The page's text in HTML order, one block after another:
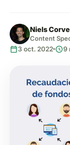
Niels
Content
calendar_today3 oct. 2022 schedule9